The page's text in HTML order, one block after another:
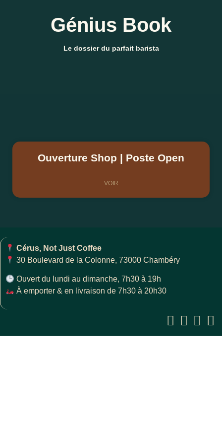
Génius Book
Le dossier du parfait barista
Ouverture Shop | Poste Open
VOIR
Cérus, Not Just Coffee
30 Boulevard de la Colonne, 73000 Chambéry
Ouvert du lundi au dimanche, 7h30 à 19h
À emporter & en livraison de 7h30 à 20h30